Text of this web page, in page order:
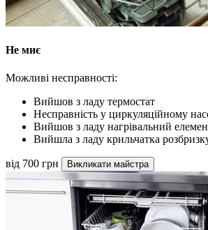
Не миє
Можливі несправності:
Вийшов з ладу термостат
Несправність у циркуляційному
Вийшов з ладу нагрівальний
Вийшла з ладу крильчатка
від 700 грн Викликати майстра